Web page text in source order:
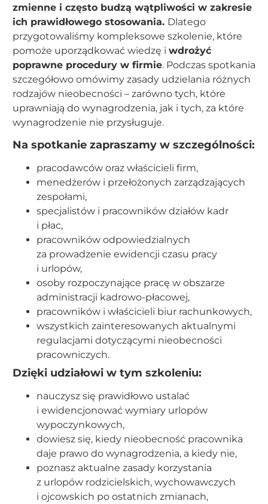
zmienne i często budzą wątpliwości w zakresie
ich prawidłowego stosowania. Dlatego
przygotowaliśmy kompleksowe szkolenie, które
pomoże uporządkować wiedzę i wdrożyć
poprawne procedury w firmie. Podczas spotkania
szczegółowo omówimy zasady udzielania różnych
rodzajów nieobecności – zarówno tych, które
uprawniają do wynagrodzenia, jak i tych, za które
wynagrodzenie nie przysługuje.
Na spotkanie zapraszamy w szczególności:
pracodawców oraz właścicieli firm,
menedżerów i przełożonych zarządzających
zespołami,
specjalistów i pracowników działów kadr
i płac,
pracowników odpowiedzialnych
za prowadzenie ewidencji czasu pracy
i urlopów,
osoby rozpoczynające pracę w obszarze
administracji kadrowo-płacowej,
pracowników i właścicieli biur rachunkowych,
wszystkich zainteresowanych aktualnymi
regulacjami dotyczącymi nieobecności
pracowniczych.
Dzięki udziałowi w tym szkoleniu:
nauczysz się prawidłowo ustalać
i ewidencjonować wymiary urlopów
wypoczynkowych,
dowiesz się, kiedy nieobecność pracownika
daje prawo do wynagrodzenia, a kiedy nie,
poznasz aktualne zasady korzystania
z urlopów rodzicielskich, wychowawczych
i ojcowskich po ostatnich zmianach,